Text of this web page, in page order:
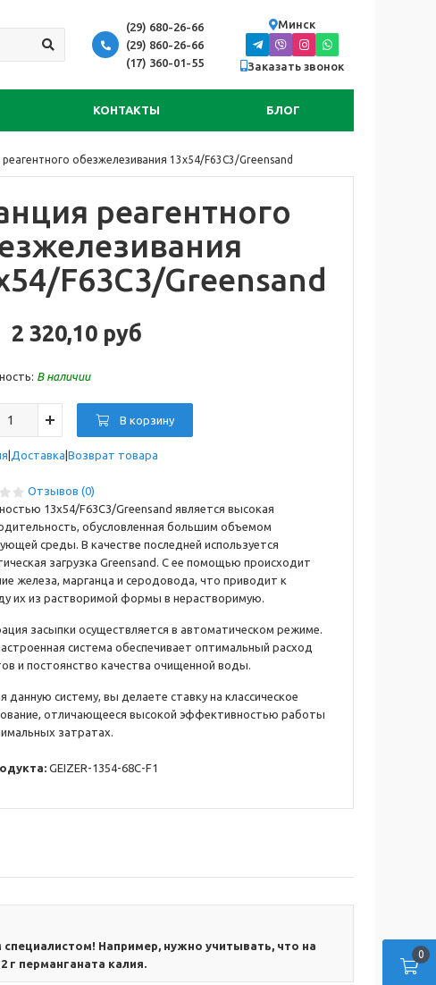
(29) 680-26-66
(29) 860-26-66
(17) 360-01-55
Минск
Заказать звонок
КОНТАКТЫ БЛОГ
0
обезжелезивания 13x54/F63C3/Greensand
реагентного
F63C3/Greensand
2 320,10 руб
В наличии
В корзину
Доставка Возврат товара
Отзывов (0)
13x54/F63C3/Greensand является высокая
обусловленная большим объемом
среды. В качестве последней используется
загрузка Greensand. С ее помощью происходит
железа, марганца и серодовода, что приводит к
их из растворимой формы в нерастворимую.
засыпки осуществляется в автоматическом режиме.
система обеспечивает оптимальный расход
и постоянство качества очищенной воды.
данную систему, вы делаете ставку на классическое
отличающееся высокой эффективностью работы
затратах.
GEIZER-1354-68C-F1
Например, нужно учитывать, что на
г перманганата калия.